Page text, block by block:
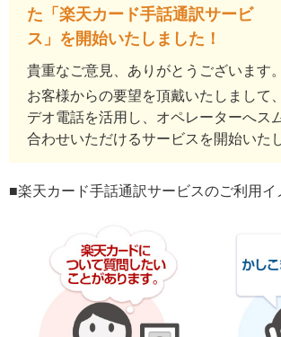
た「楽天カード手話通訳サービ
ス」を開始いたしました！
貴重なご意見、ありがとうございます。
お客様からの要望を頂戴いたしまして
デオ電話を活用し、オペレーターへス
合わせいただけるサービスを開始いた
■楽天カード手話通訳サービスのご利用イ